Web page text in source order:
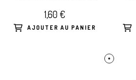
1,60 €
AJOUTER AU PANIER